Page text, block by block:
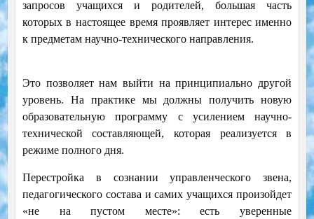
запросов учащихся и родителей, большая часть
которых в настоящее время проявляет интерес именно
к предметам научно-технического направления.
Это позволяет нам выйти на принципиально другой
уровень. На практике мы должны получить новую
образовательную программу с усилением научно-
технической составляющей, которая реализуется в
режиме полного дня.
Перестройка в сознании управленческого звена,
педагогического состава и самих учащихся произойдет
«не на пустом месте»: есть уверенные